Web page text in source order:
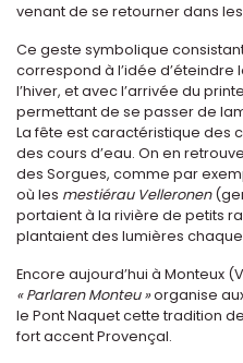
venant de se retourner dans
Ce geste symbolique
correspond à l’idée d’éteindre
l’hiver, et avec l’arrivée du
permettant de se passer de
La fête est caractéristique des
des cours d’eau. On en
des Sorgues, comme par
où les mestiérau Velleronen
portaient à la rivière de petits
plantaient des lumières chaque
Encore aujourd’hui à Monteux
« Parlaren Monteu »organise
le Pont Naquet cette tradition
fort accent Provençal.